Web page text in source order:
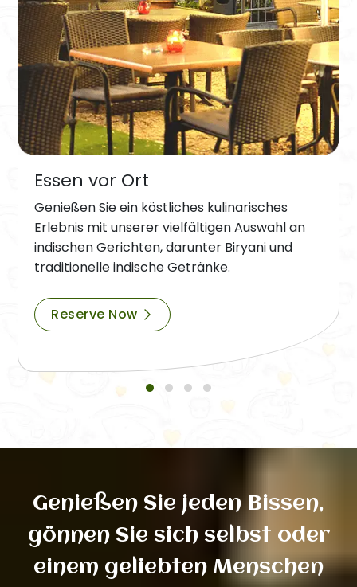
Essen vor Ort
Genießen Sie ein köstliches kulinarisches
Erlebnis mit unserer vielfältigen Auswahl an
indischen Gerichten, darunter Biryani und
traditionelle indische Getränke.
Reserve Now
Genießen Sie jeden Bissen,
gönnen Sie sich selbst oder
einem geliebten Menschen